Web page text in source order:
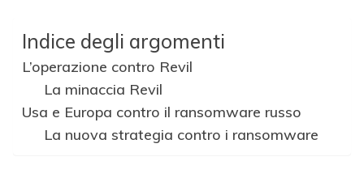
Indice degli argomenti
L’operazione contro Revil
La minaccia Revil
Usa e Europa contro il ransomware russo
La nuova strategia contro i ransomware